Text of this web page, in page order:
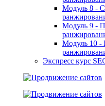
Модуль 8 -
Модуль 9 -
Модуль 10 -
Экспресс курс